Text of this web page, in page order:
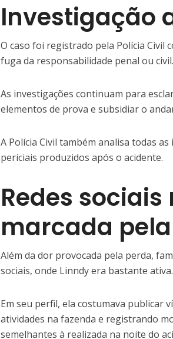
Investigação
O caso foi registrado pela Polícia Civil
fuga da responsabilidade penal ou civil.
As investigações continuam para
elementos de prova e subsidiar o
A Polícia Civil também analisa todas
periciais produzidos após o acidente.
Redes
marcada
Além da dor provocada pela perda,
sociais, onde Linndy era bastante ativa.
Em seu perfil, ela costumava publicar
atividades na fazenda e registrando
semelhantes à realizada na noite do